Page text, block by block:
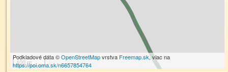
100 m
Podkladové dáta ©OpenStreetMapvrstva Freemap.sk, viac na
https://poi.oma.sk/n6657854764